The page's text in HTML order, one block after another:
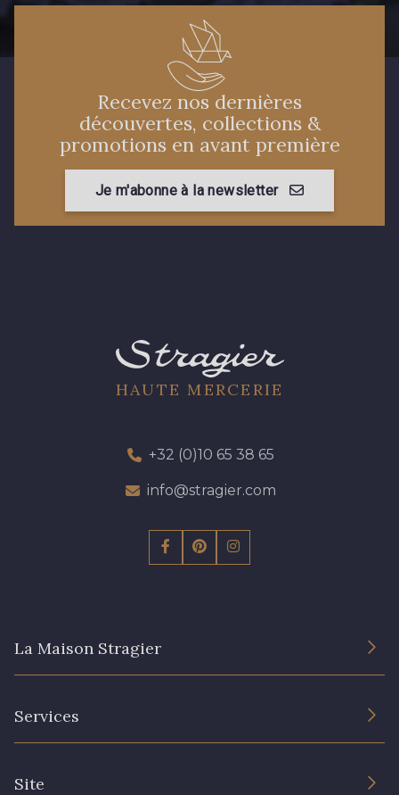
Recevez nos dernières
découvertes, collections &
promotions en avant première
Je m'abonne à la newsletter
HAUTE MERCERIE
+32 (0)10 65 38 65
info@stragier.com
La Maison Stragier
Services
Site